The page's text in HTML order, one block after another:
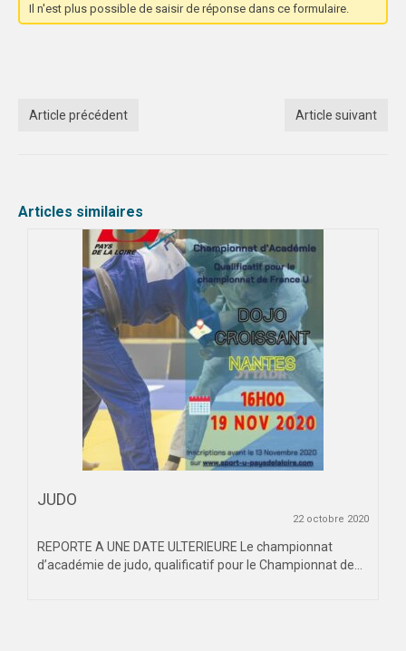
Il n'est plus possible de saisir de réponse dans ce formulaire.
Article précédent Article suivant
Articles similaires
JUDO
22 octobre 2020
REPORTE A UNE DATE ULTERIEURE Le championnat
d’académie de judo, qualificatif pour le Championnat de...